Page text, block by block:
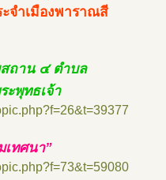
จำเมืองพาราณสี
ถาน ๔ ตำบล
ะพุทธเจ้า
เทศนา”